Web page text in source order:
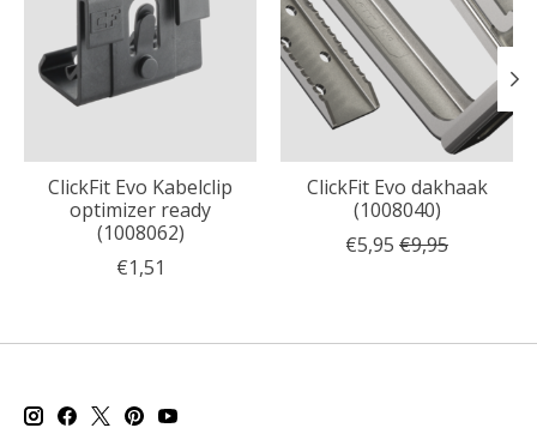
ClickFit Evo Kabelclip
optimizer ready
(1008062)
€1,51
ClickFit Evo dakhaak
(1008040)
€5,95 €9,95